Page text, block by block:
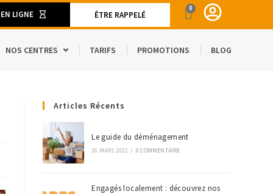
LIGNE ÊTRE RAPPELÉ
0
ET MATÉRIELS DE DÉMÉNAGEMENT
NOS CENTRES TARIFS PROMOTIONS BLOG
Articles Récents
Le guide du déménagement
26 MARS 2022 / 0 COMMENTAIRE
Engagés localement : découvrez nos